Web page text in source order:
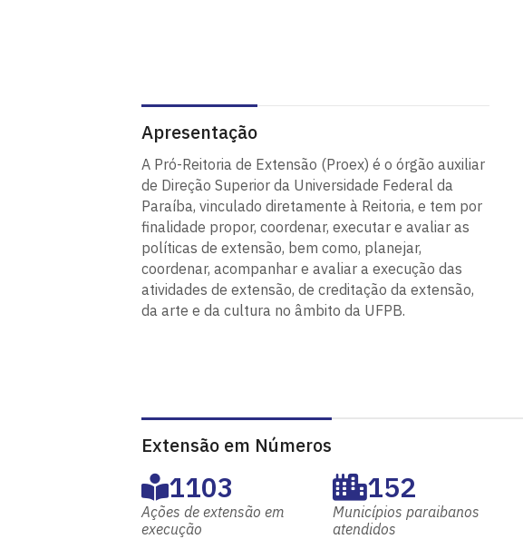
Apresentação
A Pró-Reitoria de Extensão (Proex) é o órgão auxiliar
de Direção Superior da Universidade Federal da
Paraíba, vinculado diretamente à Reitoria, e tem por
finalidade propor, coordenar, executar e avaliar as
políticas de extensão, bem como, planejar,
coordenar, acompanhar e avaliar a execução das
atividades de extensão, de creditação da extensão,
da arte e da cultura no âmbito da UFPB.
Extensão em Números
1103
Ações de extensão em
execução
152
Municípios paraibanos
atendidos